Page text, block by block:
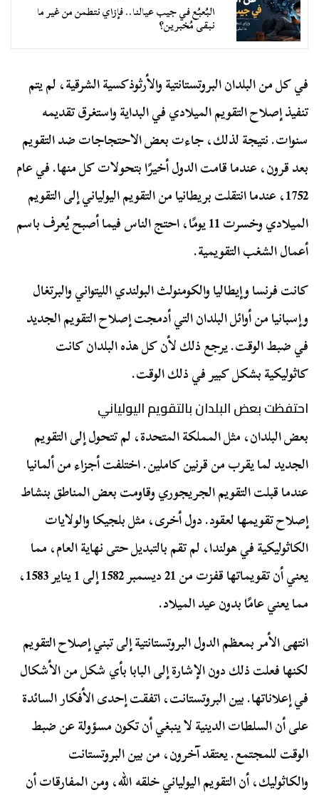
البُعبُع في جيب عيالنا.. فإزاي نتطمن من غير ما
نبقى مُخبرين؟
في كل من البلدان البروتستانتية والأرثوذكسية الشرقية، لم يتم
تنفيذ إصلاح التقويم الميلادي في البداية واستغرق تقديمه
سنوات. نتيجة لذلك، جاءت بعض الاحتجاجات ضد التقويم
بعد قرون، عندما قامت الدول أخيرًا بتحولات كل منها. في عام
1752، عندما انتقلت بريطانيا من التقويم اليولياني إلى التقويم
الميلادي وخسرت 11 يومًا، احتج الناس فيما أصبح يُعرف باسم
أعمال الشغب التقويمية.
كانت فرنسا وإيطاليا والكومنولث البولندي الليتواني والبرتغال
وإسبانيا من أوائل البلدان التي أدمجت إصلاح التقويم الجديد
في ضبط الوقت. يرجع ذلك لأن كل هذه البلدان كانت
كاثوليكية بشكل كبير في ذلك الوقت.
احتفظت بعض البلدان بالتقويم اليولياني
بعض البلدان، مثل المملكة المتحدة، لم تتحول إلى التقويم
الجديد لما يقرب من قرنين كاملين. اختلفت أجزاء من ألمانيا
عندما قبلت التقويم الجريجوري وقاومت بعض المناطق بنشاط
إصلاح تقويمها لعقود. دول أخرى، مثل بلجيكا والولايات
الكاثوليكية في هولندا، لم تقم بالتبديل حتى نهاية العام، مما
يعني أن تقويماتها قفزت من 21 ديسمبر 1582 إلى 1 يناير 1583،
مما يعني عامًا بدون عيد الميلاد.
انتهى الأمر بمعظم الدول البروتستانتية إلى تبني إصلاح التقويم
لكنها فعلت ذلك دون الإشارة إلى البابا بأي شكل من الأشكال
في إعلاناتها. بين البروتستانت، اتفقت إحدى الأفكار السائدة
على أن السلطات الدينية لا ينبغي أن تكون مسؤولة عن ضبط
الوقت للمجتمع. يعتقد آخرون، من بين البروتستانت
والكاثوليك، أن التقويم اليولياني خلقه الله، ومن المفارقات أن